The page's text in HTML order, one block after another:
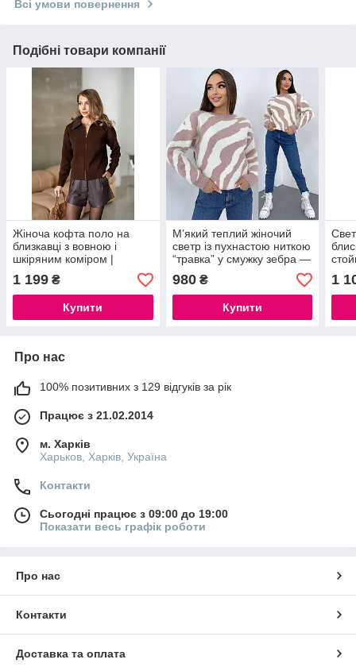
Всі умови повернення
Подібні товари компанії
Жіноча кофта поло на
близкавці з вовною і
шкіряним коміром |
Стильна кофта поло,
розмір 42–46
1 199 ₴
Купити
М’який теплий жіночий
светр із пухнастою ниткою
“травка” у смужку зебра —
кемел, сірий, пудра,
блакитний
980₴
Купити
1
Про нас
100% позитивних з 129 відгуків за рік
Працює з 21.02.2014
м. Харків
Харьков, Харків, Україна
Контакти
Сьогодні працює з 09:00 до 19:00
Показати весь графік роботи
Про нас
Контакти
Доставка та оплата